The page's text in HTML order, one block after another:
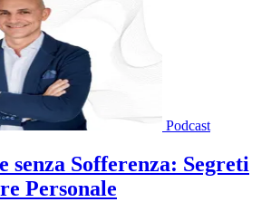
Podcast
senza Sofferenza: Segreti
Personale